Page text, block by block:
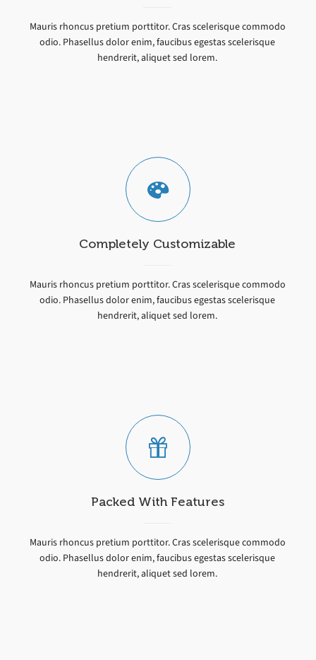
Mauris rhoncus pretium porttitor. Cras scelerisque commodo
odio. Phasellus dolor enim, faucibus egestas scelerisque
hendrerit, aliquet sed lorem.
Completely Customizable
Mauris rhoncus pretium porttitor. Cras scelerisque commodo
odio. Phasellus dolor enim, faucibus egestas scelerisque
hendrerit, aliquet sed lorem.
Packed With Features
Mauris rhoncus pretium porttitor. Cras scelerisque commodo
odio. Phasellus dolor enim, faucibus egestas scelerisque
hendrerit, aliquet sed lorem.